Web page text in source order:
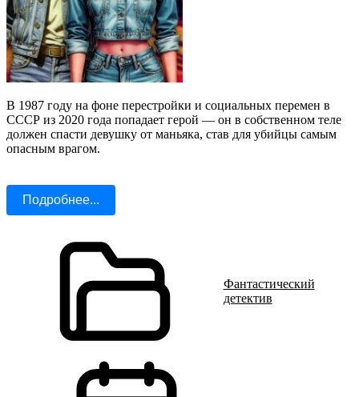
В 1987 году на фоне перестройки и социальных перемен в
СССР из 2020 года попадает герой — он в собственном теле
должен спасти девушку от маньяка, став для убийцы самым
опасным врагом.
Подробнее...
Фантастический
детектив